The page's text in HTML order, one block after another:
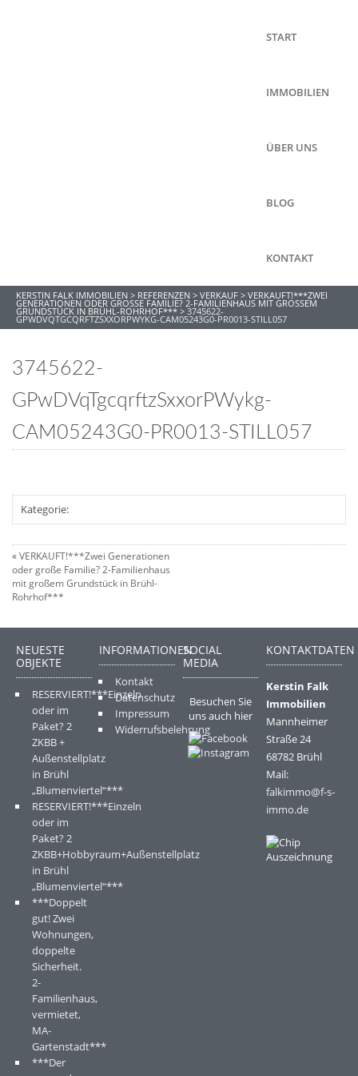
START
IMMOBILIEN
ÜBER UNS
BLOG
KONTAKT
KERSTIN FALK IMMOBILIEN > REFERENZEN > VERKAUF > VERKAUFT!***ZWEI
GENERATIONEN ODER GROSSE FAMILIE? 2-FAMILIENHAUS MIT GROSSEM GR
UNDSTÜCK IN BRÜHL-ROHRHOF*** > 3745622-
GPWDVQTGCQRFTZSXXORPWYKG-CAM05243G0-PR0013-STILL057
3745622-
GPwDVqTgcqrftzSxxorPWykg-
CAM05243G0-PR0013-STILL057
Kategorie:
«VERKAUFT!***Zwei Generationen
oder große Familie? 2-Familienhaus
mit großem Grundstück in Brühl-
Rohrhof***
NEUESTE
OBJEKTE
RESERVIERT!***Einzeln
oder im
Paket? 2
ZKBB +
Außenstellplatz
in Brühl
„Blumenviertel“***
RESERVIERT!***Einzeln
oder im
Paket? 2
ZKBB+Hobbyraum+Außenstellplatz
in Brühl
„Blumenviertel“***
***Doppelt
gut! Zwei
Wohnungen,
doppelte
Sicherheit.
2-
Familienhaus,
vermietet,
MA-
Gartenstadt***
***Der
INFORMATIONEN
Kontakt
Datenschutz
Impressum
Widerrufsbelehrung
SOCIAL
MEDIA
Besuchen Sie
uns auch hier
KONTAKTDATEN
Kerstin Falk
Immobilien
Mannheimer
Straße 24
68782 Brühl
Mail:
falkimmo@f-s-
immo.de